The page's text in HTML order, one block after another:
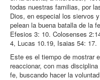
todas nuestras familias, por
Dios, en especial los siervos
pelean la buena batalla de la
Efesios 3: 10. Colosenses
4, Lucas 10.19, Isaias 54: 17.
Este es el tiempo de mostrar
reaccionar, con mas
fe, buscando hacer la